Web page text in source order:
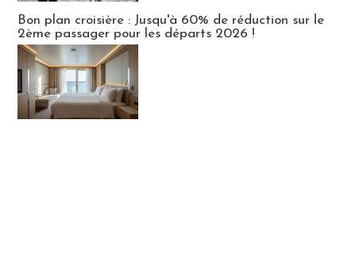
Bon plan croisière : Jusqu'à 60% de réduction sur le
2ème passager pour les départs 2026 !